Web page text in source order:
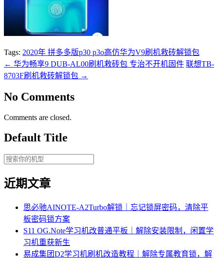
Tags: 2020年 拼多多版p30 p3o高仿华为V9刷机救砖解锁包
← 华为畅享9 DUB-AL00刷机救砖包 专治不开机固件 联想TB-
8703F刷机救砖解锁包 →
No Comments
Comments are closed.
Default Title
近期文章
思必驰AINOTE‑A2Turbo解锁｜忘记锁屏密码，清除平
板密码锁方案
S11 OG.Note学习机改普通平板｜解除安装限制，闲置学
习机重获新生
易成集团D2学习机刷机改造教程｜解除专属教育锁，解